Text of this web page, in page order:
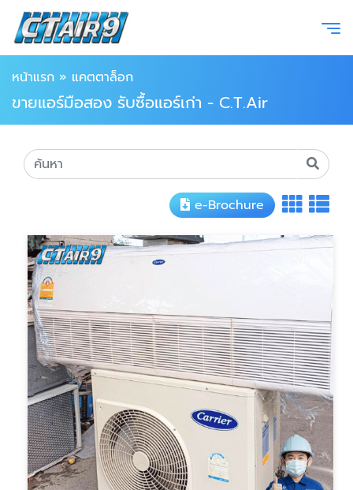
หน้าแรก » แคตตาล็อก
ขายแอร์มือสอง รับซื้อแอร์เก่า - C.T.Air
e-Brochure